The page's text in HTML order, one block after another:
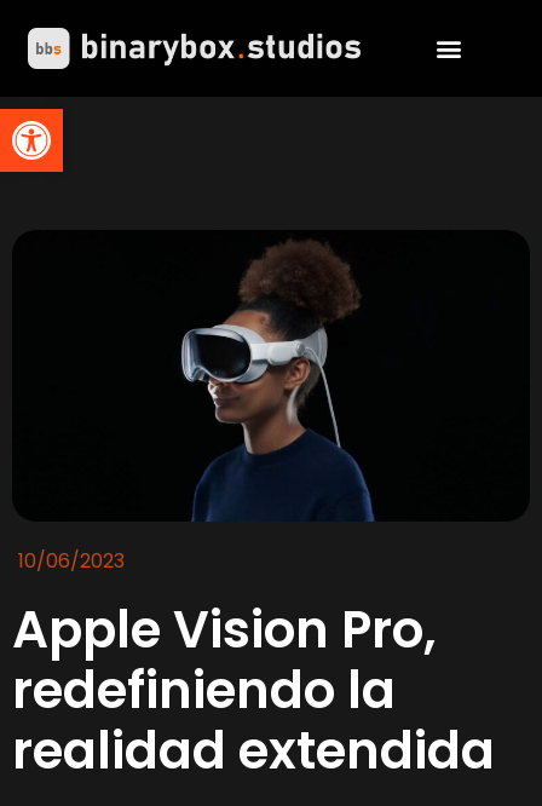
Abrir barra de herramientas
10/06/2023
Apple Vision Pro,
redefiniendo la
realidad extendida